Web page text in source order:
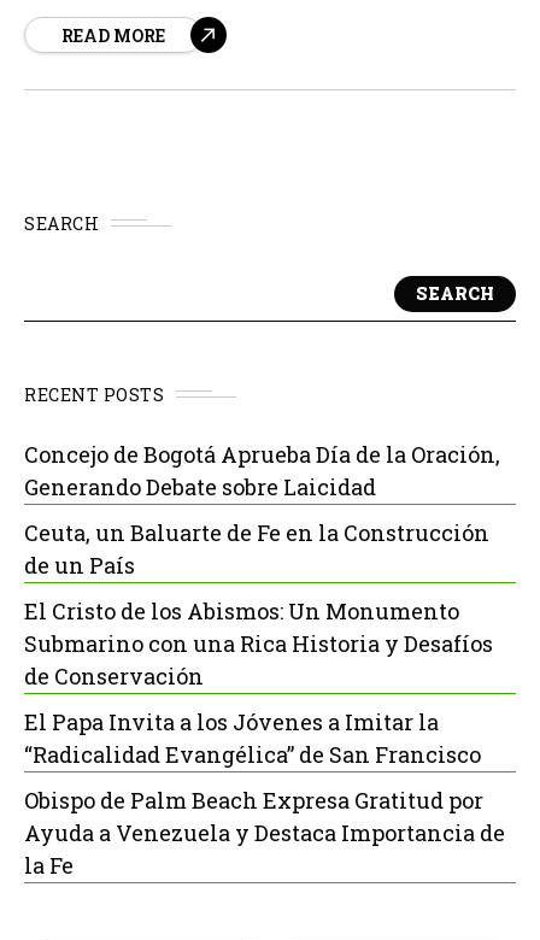
presentación del nuevo procesador Snapdragon C. Este
READ MORE
SEARCH
SEARCH
RECENT POSTS
Concejo de Bogotá Aprueba Día de la Oración,
Generando Debate sobre Laicidad
Ceuta, un Baluarte de Fe en la Construcción
de un País
El Cristo de los Abismos: Un Monumento
Submarino con una Rica Historia y Desafíos
de Conservación
El Papa Invita a los Jóvenes a Imitar la
“Radicalidad Evangélica” de San Francisco
Obispo de Palm Beach Expresa Gratitud por
Ayuda a Venezuela y Destaca Importancia de
la Fe